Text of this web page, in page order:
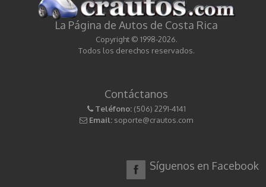
La Página de Autos de Costa Rica
Copyright © 1998-2026.
Todos los derechos reservados.
Contáctanos
Teléfono: (506) 2291-4141
Email: soporte@crautos.com
Síguenos en Facebook